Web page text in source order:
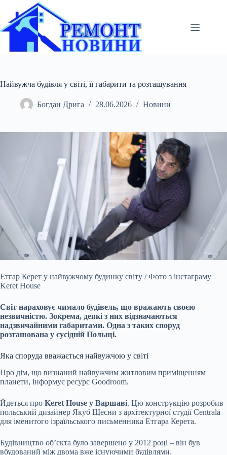
вмісту
Найвужча будівля у світі, її габарити та розташування
Богдан Дрига 28.06.2026 Новини
Етгар Керет у найвужчому будинку світу / Фото з інстаграму
Keret House
Світ нараховує чимало будівель, що вражають своєю
незвичністю. Зокрема, деякі з них відзначаються
надзвичайними габаритами. Одна з таких споруд
розташована у сусідній Польщі.
Яка споруда вважається найвужчою у світі
Про дім, що визнаний найвужчим житловим приміщенням
планети, інформує ресурс Goodroom.
Йдеться про Keret House у Варшаві. Цю конструкцію розробив
польський дизайнер Якуб Щесни з архітектурної студії Centrala
для іменитого ізраїльського письменника Етгара Керета.
Будівництво об’єкта було завершено у 2012 році – він був
вбудований між двома вже існуючими будівлями.